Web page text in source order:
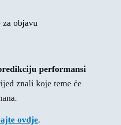
objavu
performansi
znali koje teme će
ovdje.